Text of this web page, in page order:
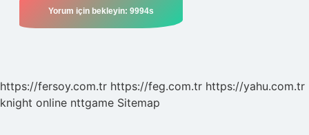
https://fersoy.com.tr https://feg.com.tr https://yahu.com.tr
knight online nttgame Sitemap